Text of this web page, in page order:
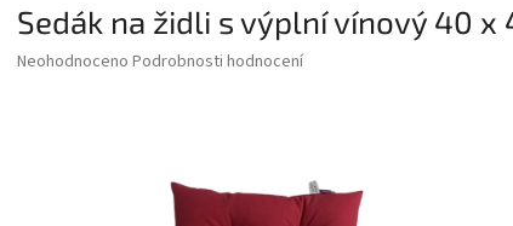
Sedák na židli s výplní vínový 40 x
Průměrné
Neohodnoceno Podrobnosti hodnocení